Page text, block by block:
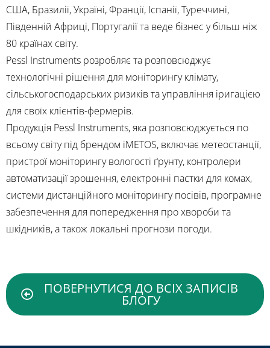
США, Бразилії, Україні, Франції, Іспанії, Туреччині,
Південній Африці, Португалії та веде бізнес у більш ніж
80 країнах світу.
Pessl Instruments розробляє та розповсюджує
технологічні рішення для моніторингу клімату,
сільськогосподарських ризиків та управління іригацією
для своїх клієнтів-фермерів.
Продукція Pessl Instruments, яка розповсюджується по
всьому світу під брендом iMETOS, включає метеостанції,
пристрої моніторингу вологості ґрунту, контролери
автоматизації зрошення, електронні пастки для комах,
системи дистанційного моніторингу посівів, програмне
забезпечення для попередження про хвороби та
шкідників, а також локальні прогнози погоди.
ПОВЕРНУТИСЯ ДО ВСІХ ЗАПИСІВ
БЛОГУ